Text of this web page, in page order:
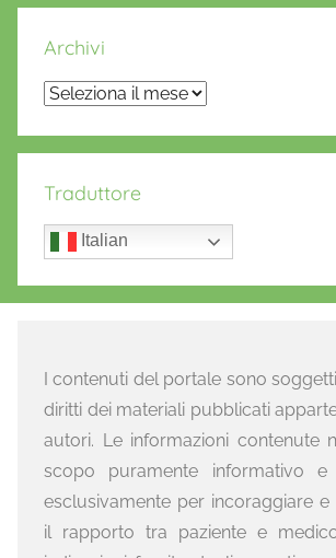
Archivi
Archivi
Traduttore
Italian
I contenuti del portale sono
diritti dei materiali pubblicati
autori. Le informazioni contenute
scopo puramente informativo
esclusivamente per incoraggiare e
il rapporto tra paziente e